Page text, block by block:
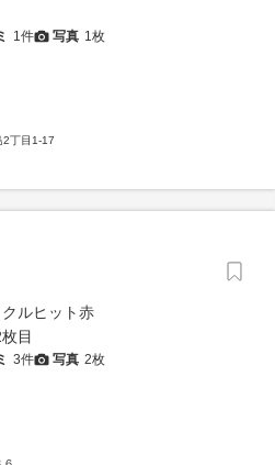
1件 写真 1枚
2丁目1-17
3件 写真 2枚